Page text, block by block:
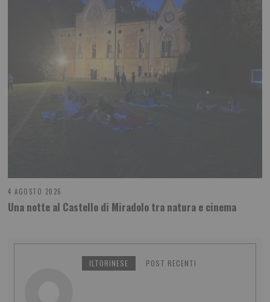
4 AGOSTO 2026
Una notte al Castello di Miradolo tra natura e cinema
ILTORINESE POST RECENTI